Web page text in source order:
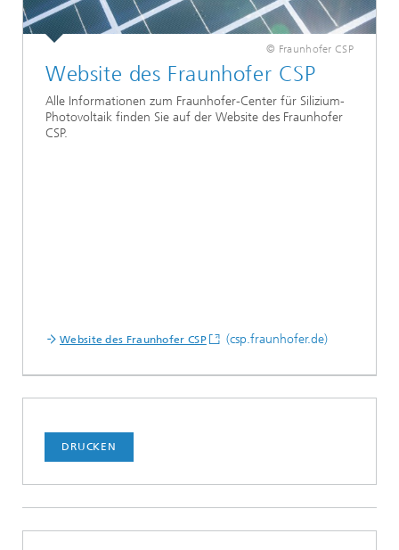
© Fraunhofer CSP
Website des Fraunhofer CSP
Alle Informationen zum Fraunhofer-Center für Silizium-
Photovoltaik finden Sie auf der Website des Fraunhofer
CSP.
Website des Fraunhofer CSP (csp.fraunhofer.de)
DRUCKEN